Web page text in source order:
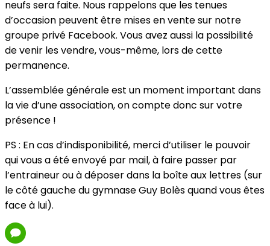
neufs sera faite. Nous rappelons que les tenues
d’occasion peuvent être mises en vente sur notre
groupe privé Facebook. Vous avez aussi la possibilité
de venir les vendre, vous-même, lors de cette
permanence.
L’assemblée générale est un moment important dans
la vie d’une association, on compte donc sur votre
présence !
PS : En cas d’indisponibilité, merci d’utiliser le pouvoir
qui vous a été envoyé par mail, à faire passer par
l’entraineur ou à déposer dans la boîte aux lettres (sur
le côté gauche du gymnase Guy Bolès quand vous êtes
face à lui).